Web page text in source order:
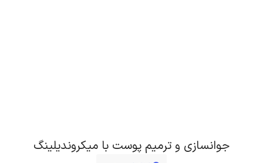
جوانسازی و ترمیم پوست با میکروندیلینگ